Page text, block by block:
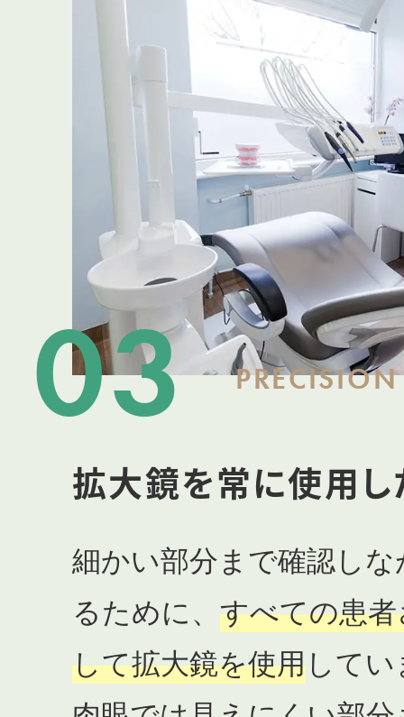
03
拡大鏡を常に使用
細かい部分まで確認し
るために、 すべての患
して拡大鏡を使用して